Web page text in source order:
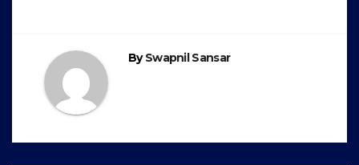
BySwapnil Sansar